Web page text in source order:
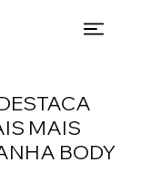
MAIS
BODY